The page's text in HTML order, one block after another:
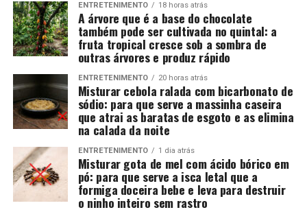
ENTRETENIMENTO 18 horas atrás
A árvore que é a base do chocolate
também pode ser cultivada no quintal: a
fruta tropical cresce sob a sombra de
outras árvores e produz rápido
ENTRETENIMENTO 20 horas atrás
Misturar cebola ralada com bicarbonato de
sódio: para que serve a massinha caseira
que atrai as baratas de esgoto e as elimina
na calada da noite
ENTRETENIMENTO 1 dia atrás
Misturar gota de mel com ácido bórico em
pó: para que serve a isca letal que a
formiga doceira bebe e leva para destruir
o ninho inteiro sem rastro